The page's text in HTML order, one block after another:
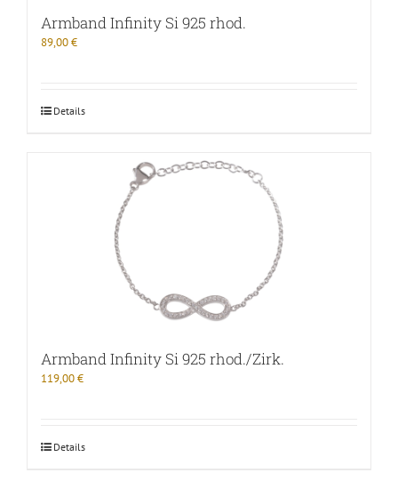
Armband Infinity Si 925 rhod.
89,00€
Details
Armband Infinity Si 925 rhod./Zirk.
119,00€
Details